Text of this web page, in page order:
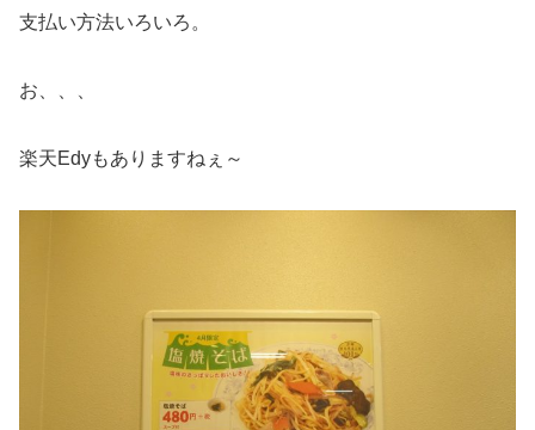
支払い方法いろいろ。
お、、、
楽天Edyもありますねぇ～